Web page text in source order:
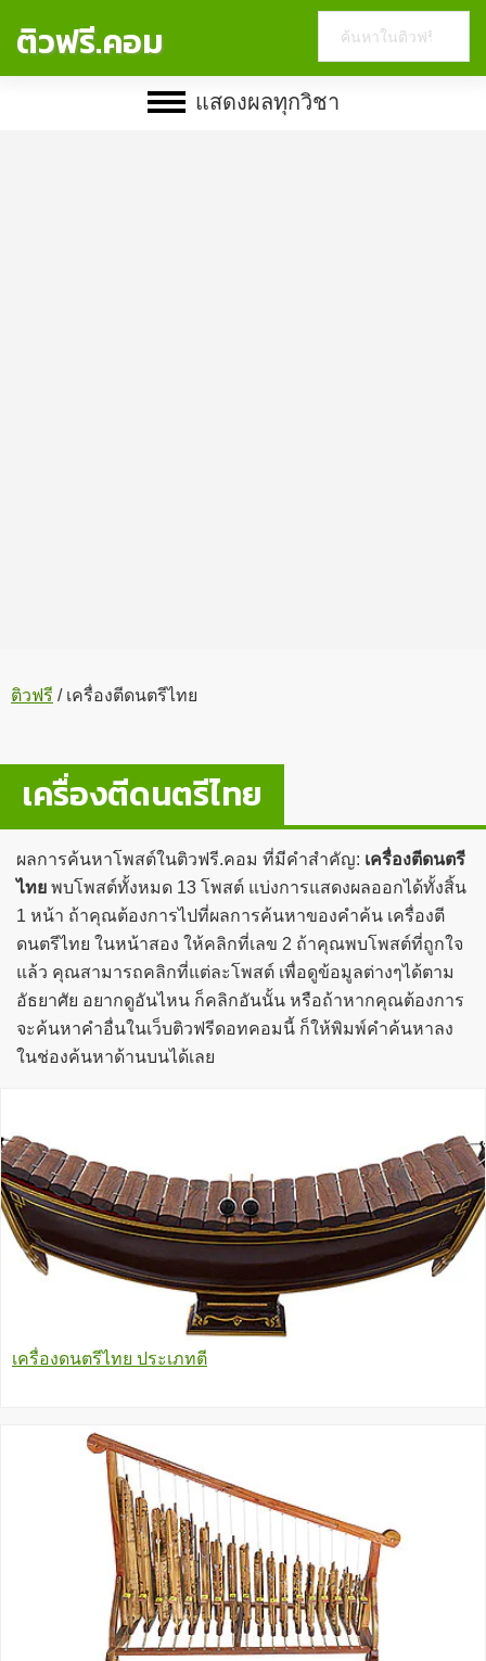
ติวฟรี.คอม
website
แสดงผลทุกวิชา
ติวฟรี /เครื่องตีดนตรีไทย
เครื่องตีดนตรีไทย
ผลการค้นหาโพสต์ในติวฟรี.คอม ที่มีคำสำคัญ: เครื่องตีดนตรี
ไทย พบโพสต์ทั้งหมด 13 โพสต์ แบ่งการแสดงผลออกได้ทั้งสิ้น
1 หน้า ถ้าคุณต้องการไปที่ผลการค้นหาของคำค้น เครื่องตี
ดนตรีไทย ในหน้าสอง ให้คลิกที่เลข 2 ถ้าคุณพบโพสต์ที่ถูกใจ
แล้ว คุณสามารถคลิกที่แต่ละโพสต์ เพื่อดูข้อมูลต่างๆได้ตาม
อัธยาศัย อยากดูอันไหน ก็คลิกอันนั้น หรือถ้าหากคุณต้องการ
จะค้นหาคำอื่นในเว็บติวฟรีดอทคอมนี้ ก็ให้พิมพ์คำค้นหาลง
ในช่องค้นหาด้านบนได้เลย
เครื่องดนตรีไทย ประเภทตี